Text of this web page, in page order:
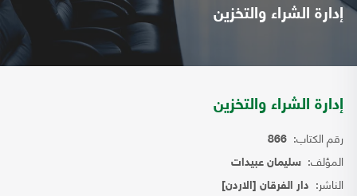
إدارة الشراء والتخزين
إدارة الشراء والتخزين
رقم الكتاب: 866
المؤلف: سليمان عبيدات
الناشر: دار الفرقان [الاردن]